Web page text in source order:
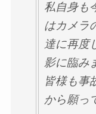
私自身も
はカメラ
達に再度
影に臨み
皆様も事
から願っ